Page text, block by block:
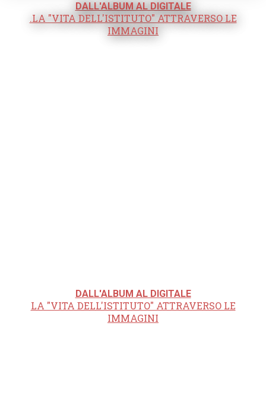
DALL'ALBUM AL DIGITALE
.LA "VITA DELL'ISTITUTO" ATTRAVERSO LE
IMMAGINI
DALL'ALBUM AL DIGITALE
LA "VITA DELL'ISTITUTO" ATTRAVERSO LE
IMMAGINI